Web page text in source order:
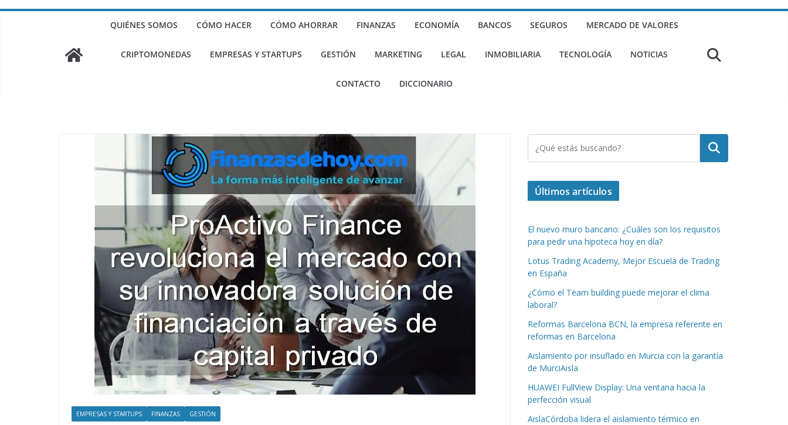
QUIÉNES SOMOS CÓMO HACER CÓMO AHORRAR FINANZAS ECONOMÍA BANCOS SEGUROS MERCADO DE VALORES
CRIPTOMONEDAS EMPRESAS Y STARTUPS GESTIÓN MARKETING LEGAL INMOBILIARIA TECNOLOGÍA NOTICIAS
CONTACTO DICCIONARIO
EMPRESAS Y STARTUPS FINANZAS GESTIÓN
Buscar
Últimos artículos
El nuevo muro bancario: ¿Cuáles son los requisitos
para pedir una hipoteca hoy en día?
Lotus Trading Academy, Mejor Escuela de Trading
en España
¿Cómo el Team building puede mejorar el clima
laboral?
Reformas Barcelona BCN, la empresa referente en
reformas en Barcelona
Aislamiento por insuflado en Murcia con la garantía
de MurciAisla
HUAWEI FullView Display: Una ventana hacia la
perfección visual
AislaCórdoba lidera el aislamiento térmico en